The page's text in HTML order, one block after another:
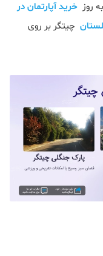
روز خرید آپارتمان در
چیتگر بر روی